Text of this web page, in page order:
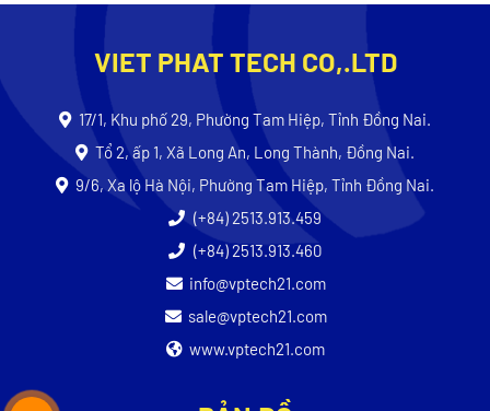
VIET PHAT TECH CO,.LTD
17/1, Khu phố 29, Phường Tam Hiệp, Tỉnh Đồng Nai.
Tổ 2, ấp 1, Xã Long An, Long Thành, Đồng Nai.
9/6, Xa lộ Hà Nội, Phường Tam Hiệp, Tỉnh Đồng Nai.
(+84) 2513.913.459
(+84) 2513.913.460
info@vptech21.com
sale@vptech21.com
www.vptech21.com